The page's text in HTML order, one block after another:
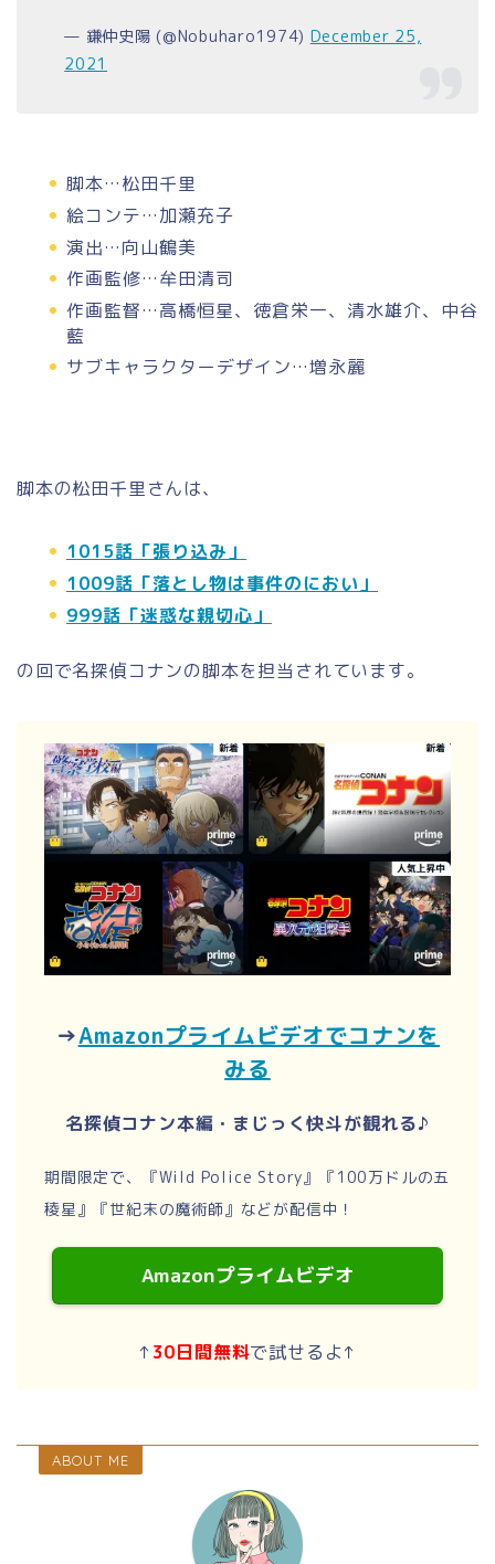
— 鎌仲史陽 (@Nobuharo1974) December 25,
2021
脚本…松田千里
絵コンテ…加瀬充子
演出…向山鶴美
作画監修…牟田清司
作画監督…高橋恒星、徳倉栄一、清水雄介、中谷
藍
サブキャラクターデザイン…増永麗
脚本の松田千里さんは、
1015話「張り込み」
1009話「落とし物は事件のにおい」
999話「迷惑な親切心」
の回で名探偵コナンの脚本を担当されています。
→Amazonプライムビデオでコナンを
みる
名探偵コナン本編・まじっく快斗が観れる♪
期間限定で、『Wild Police Story』『100万ドルの五
稜星』『世紀末の魔術師』などが配信中！
Amazonプライムビデオ
↑ 30日間無料で試せるよ↑
ABOUT ME